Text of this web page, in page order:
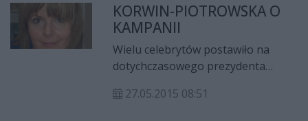
nazwiska gościa z którym
rozmawia, a potem nie potrafi
rozwinąć skrótu „JOW” Pawła
Kukiza.
KORWIN-PIOTROWSKA O
KAMPANII
Wielu celebrytów postawiło na
dotychczasowego prezydenta
wśród nich znaleźli się między
27.05.2015 08:51